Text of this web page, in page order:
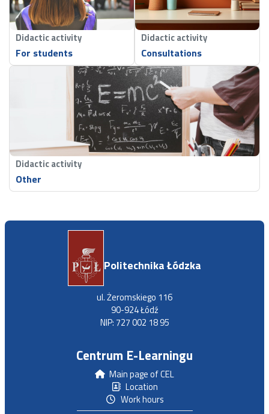
Didactic activity
For students
Didactic activity
Consultations
Didactic activity
Other
Politechnika Łódzka
ul. Żeromskiego 116
90-924 Łódź
NIP: 727 002 18 95
Centrum E-Learningu
Main page of CEL
Location
Work hours